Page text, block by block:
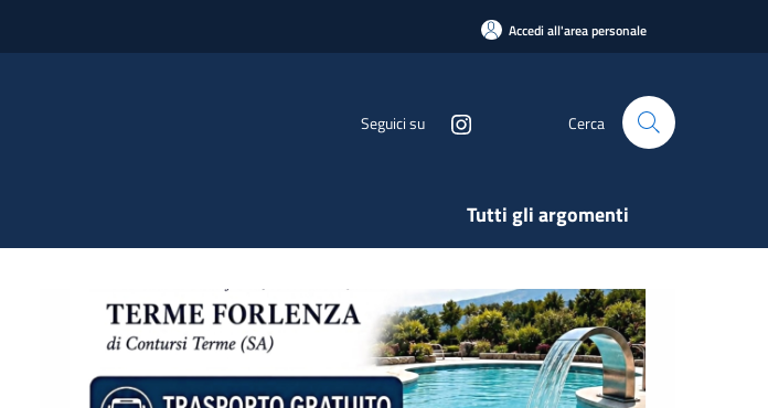
Accedi all'area personale
Seguici su Cerca
Tutti gli argomenti